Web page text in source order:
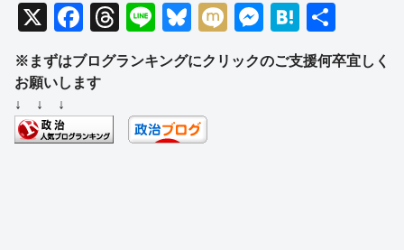
X
F
a
c
b
T
hr
e
d
Li
n
e
Bl
e
y
M
ixi
M
ss
H
at
e
有
※まずはブログランキングにクリックのご支援何卒宜しく
お願いします
↓ ↓ ↓